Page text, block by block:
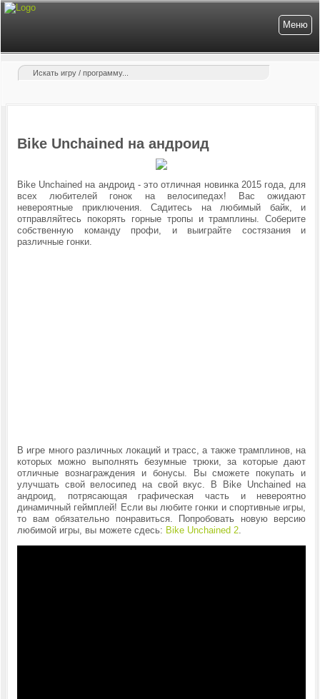
Меню
Bike Unchained на андроид
Bike Unchained на андроид - это отличная новинка 2015 года, для
всех любителей гонок на велосипедах! Вас ожидают
невероятные приключения. Садитесь на любимый байк, и
отправляйтесь покорять горные тропы и трамплины. Соберите
собственную команду профи, и выиграйте состязания и
различные гонки.
В игре много различных локаций и трасс, а также трамплинов, на
которых можно выполнять безумные трюки, за которые дают
отличные вознаграждения и бонусы. Вы сможете покупать и
улучшать свой велосипед на свой вкус. В Bike Unchained на
андроид, потрясающая графическая часть и невероятно
динамичный геймплей! Если вы любите гонки и спортивные игры,
то вам обязательно понравиться. Попробовать новую версию
любимой игры, вы можете сдесь: Bike Unchained 2.